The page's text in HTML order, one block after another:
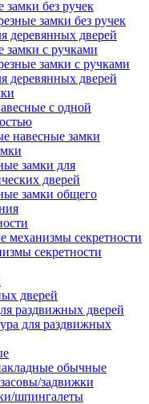
замки без ручек
замки без ручек
деревянных дверей
замки с ручками
замки с ручками
деревянных дверей
с одной
навесные замки
замки для
дверей
замки общего
секретности
секретности
дверей
раздвижных дверей
для раздвижных
обычные
задвижки
шпингалеты